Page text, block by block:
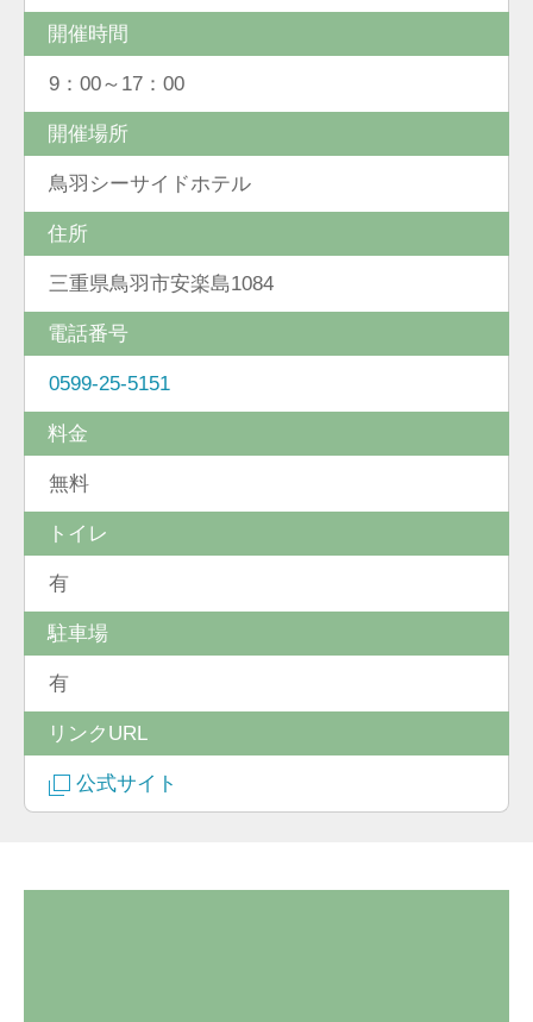
開催時間
9：00～17：00
開催場所
鳥羽シーサイドホテル
住所
三重県鳥羽市安楽島1084
電話番号
0599-25-5151
料金
無料
トイレ
有
駐車場
有
リンクURL
公式サイト